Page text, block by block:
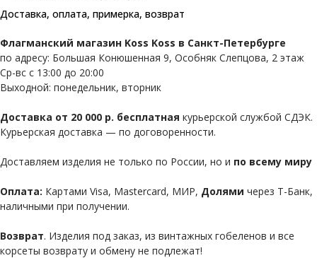
Доставка, оплата, примерка, возврат
Флагманский магазин Koss Koss в Санкт-Петербурге
по адресу: Большая Конюшенная 9, Особняк Слепцова, 2 этаж
Ср-вс с 13:00 до 20:00
Выходной: понедельник, вторник
Доставка от 20 000 р. бесплатная курьерской службой СДЭК.
Курьерская доставка — по договоренности.
Доставляем изделия не только по России, но и по всему миру
Оплата: Картами Visa, Mastercard, МИР, Долями через Т-Банк,
наличными при получении.
Возврат. Изделия под заказ, из винтажных гобеленов и все
корсеты возврату и обмену не подлежат!